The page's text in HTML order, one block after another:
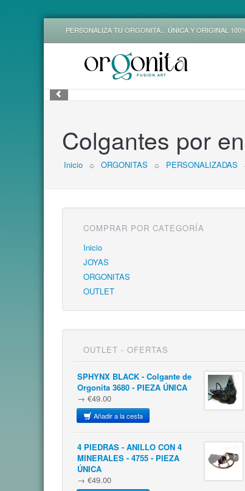
PERSONALIZA TU ORGONITA... ÚNICA Y ORIGINAL
Colgantes por
Inicio ☼ ORGONITAS ☼ PERSONALIZADAS
COMPRAR POR CATEGORÍA
Inicio
JOYAS
ORGONITAS
OUTLET
OUTLET - OFERTAS
SPHYNX BLACK - Colgante de
Orgonita 3680 - PIEZA ÚNICA
→ €49.00
Añadir a la cesta
4 PIEDRAS - ANILLO CON 4
MINERALES - 4755 - PIEZA
ÚNICA
→ €49.00